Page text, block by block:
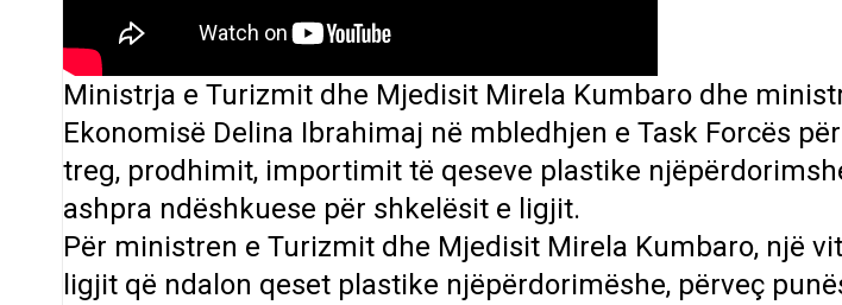
Ministrja e Turizmit dhe Mjedisit Mirela Kumbaro dhe
Ekonomisë Delina Ibrahimaj në mbledhjen e Task Forcës
treg, prodhimit, importimit të qeseve plastike
ashpra ndëshkuese për shkelësit e ligjit.
Për ministren e Turizmit dhe Mjedisit Mirela Kumbaro, një
ligjit që ndalon qeset plastike njëpërdorimëshe, përveç